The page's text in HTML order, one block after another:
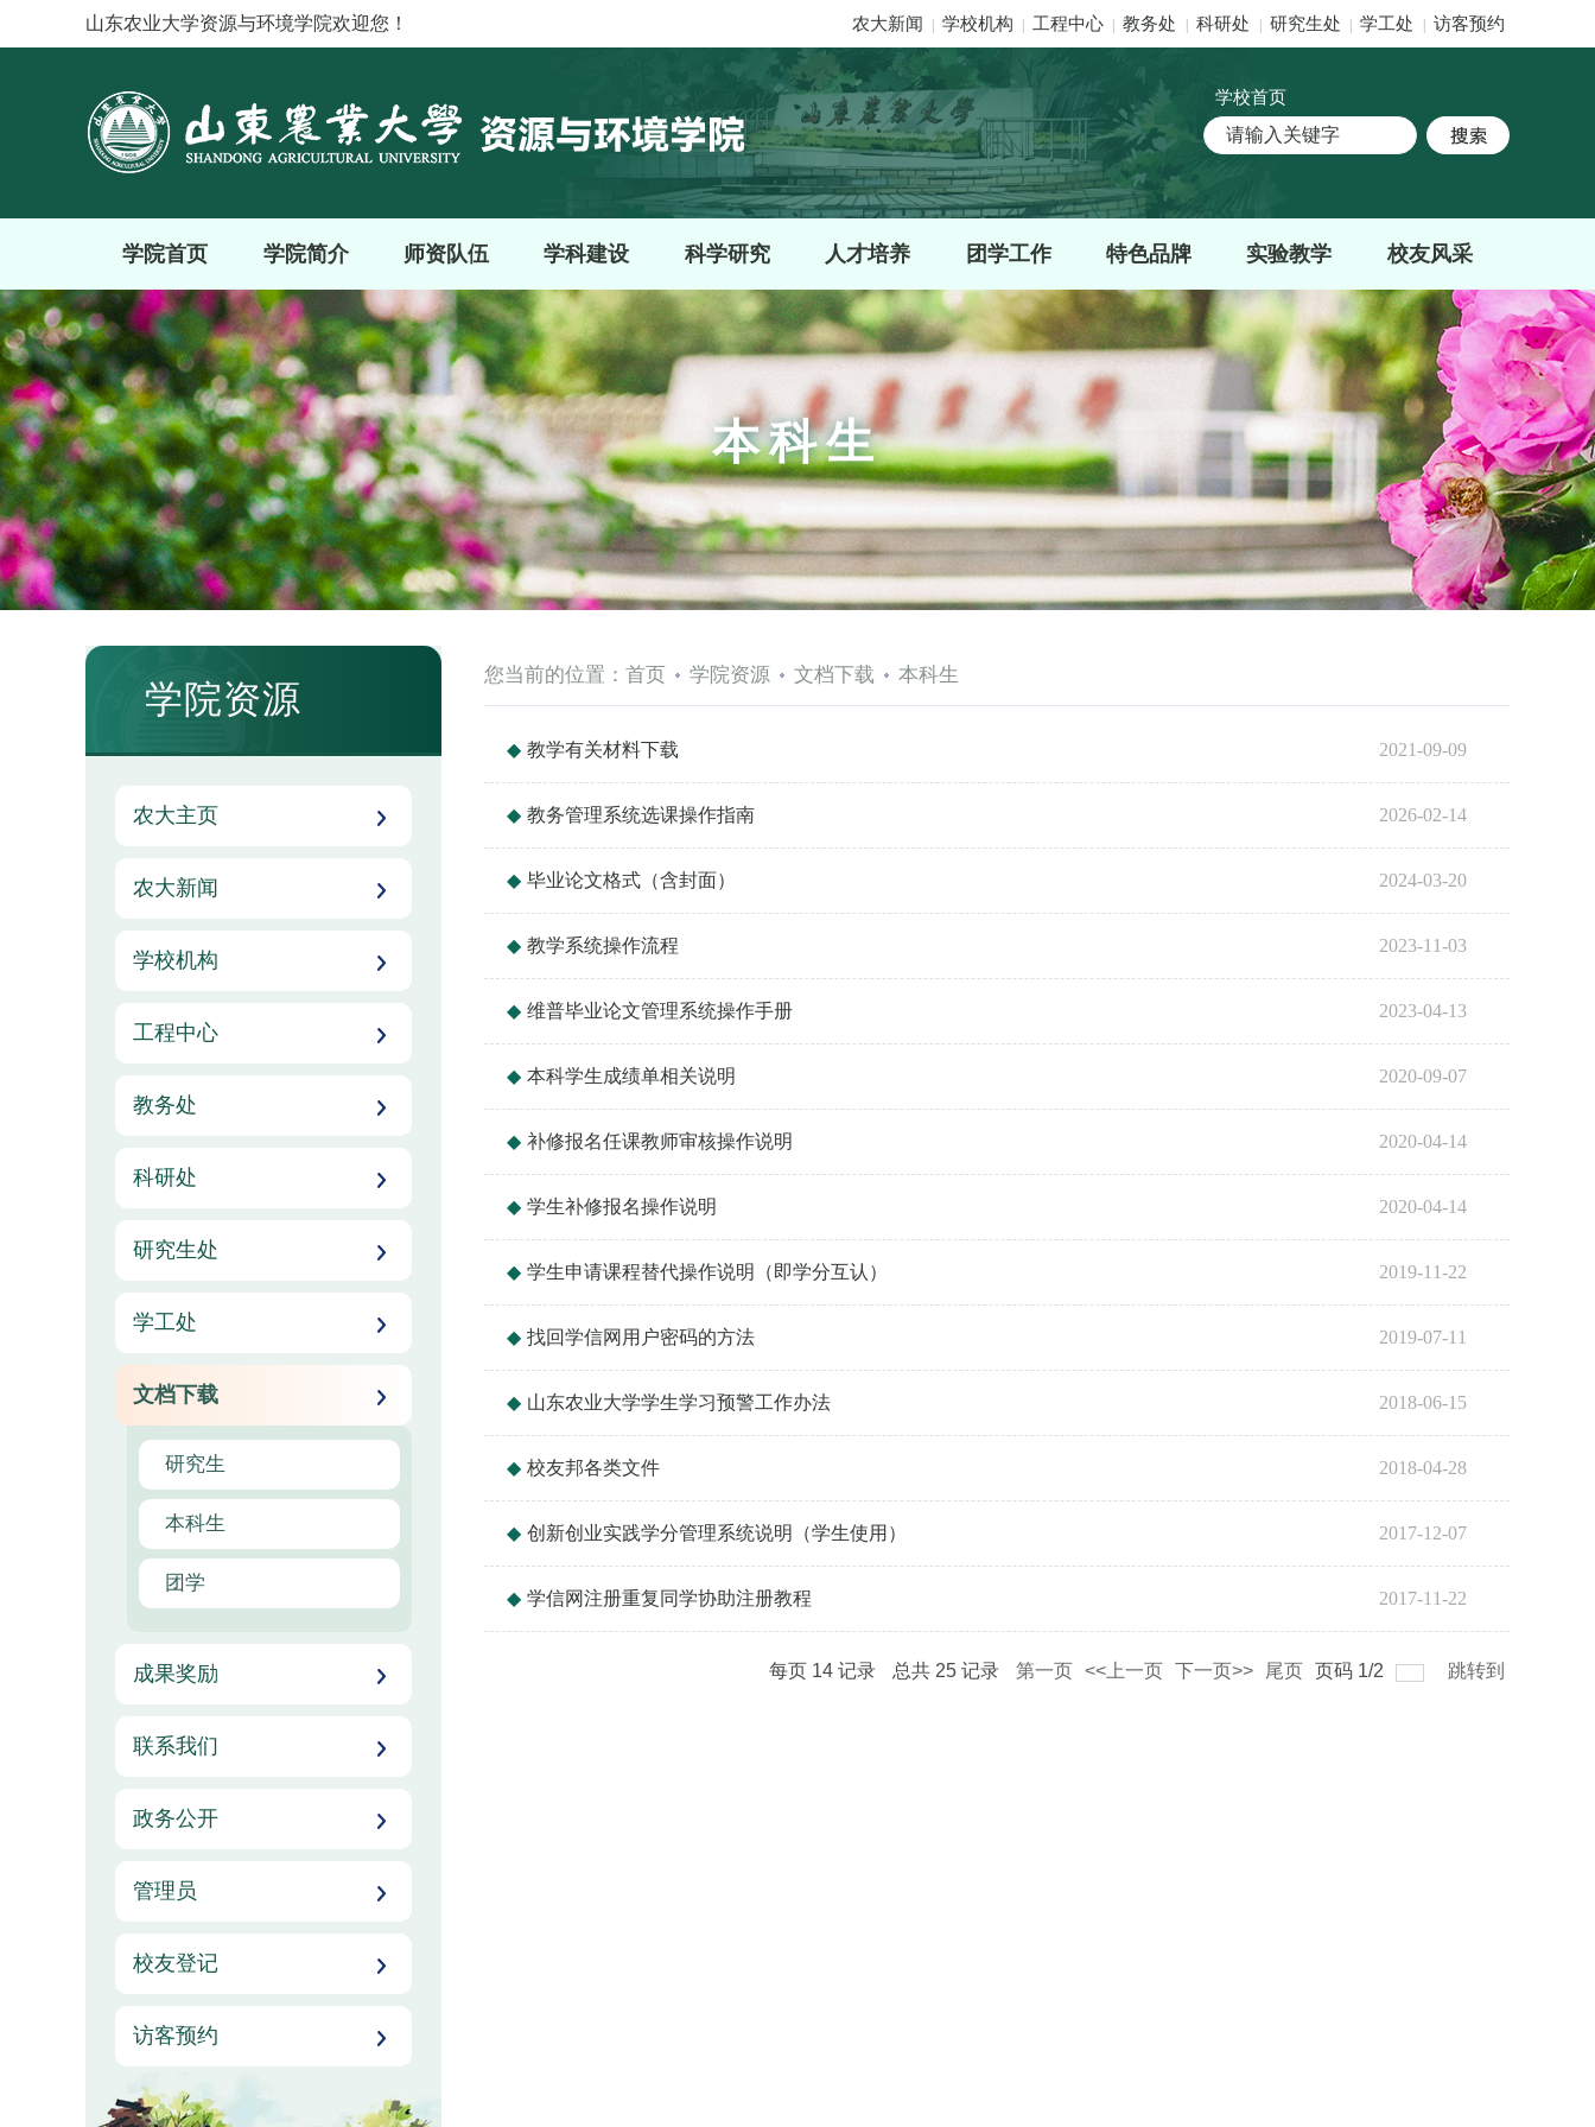
山东农业大学资源与环境学院欢迎您！ 农大新闻 学校机构 工程中心 教务处 科研处 研究生处 学工处 访客预约
学校首页
学院首页 学院简介 师资队伍 学科建设 科学研究 人才培养 团学工作 特色品牌 实验教学 校友风采
本科生
您当前的位置： 首页 学院资源 文档下载 本科生
教学有关材料下载 2021-09-09
教务管理系统选课操作指南 2026-02-14
毕业论文格式（含封面） 2024-03-20
教学系统操作流程 2023-11-03
维普毕业论文管理系统操作手册 2023-04-13
本科学生成绩单相关说明 2020-09-07
补修报名任课教师审核操作说明 2020-04-14
学生补修报名操作说明 2020-04-14
学生申请课程替代操作说明（即学分互认） 2019-11-22
找回学信网用户密码的方法 2019-07-11
山东农业大学学生学习预警工作办法 2018-06-15
校友邦各类文件 2018-04-28
创新创业实践学分管理系统说明（学生使用） 2017-12-07
学信网注册重复同学协助注册教程 2017-11-22
每页 14 记录 总共 25 记录 第一页 <<上一页 下一页>> 尾页 页码 1/2 跳转到
学院资源
农大主页
农大新闻
学校机构
工程中心
教务处
科研处
研究生处
学工处
文档下载
研究生
本科生
团学
成果奖励
联系我们
政务公开
管理员
校友登记
访客预约